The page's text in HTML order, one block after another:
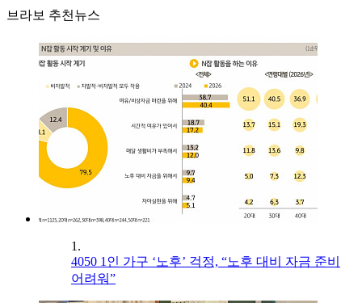
브라보 추천뉴스
1.
4050 1인 가구 ‘노후’ 걱정, “노후 대비 자금 준비
어려워”